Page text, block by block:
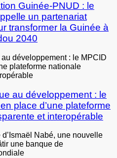
Guinée-PNUD : le
un partenariat
transformer la Guinée à
2040
au développement : le
place d’une plateforme
et interopérable